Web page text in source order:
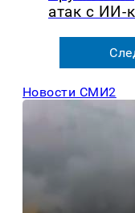
атак с ИИ-
Новости СМИ2